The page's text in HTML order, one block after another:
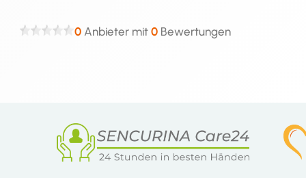
0 Anbieter mit 0 Bewertungen